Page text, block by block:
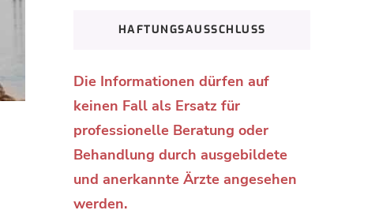
HAFTUNGSAUSSCHLUSS
Die Informationen dürfen auf
keinen Fall als Ersatz für
professionelle Beratung oder
Behandlung durch ausgebildete
und anerkannte Ärzte angesehen
werden.